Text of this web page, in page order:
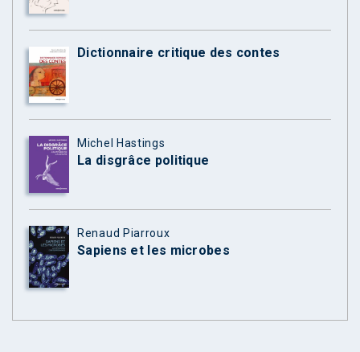
Dictionnaire critique des contes
Michel Hastings
La disgrâce politique
Renaud Piarroux
Sapiens et les microbes